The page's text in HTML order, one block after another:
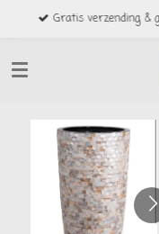
de
hoofdinhoud
Gratis verzending &